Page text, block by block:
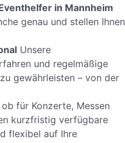
in Mannheim
genau und stellen Ihnen
Unsere
und regelmäßige
gewährleisten – von der
ob für Konzerte, Messen
kurzfristig verfügbare
flexibel auf Ihre